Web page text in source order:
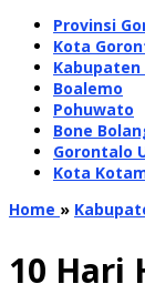
Provinsi
Kota
Boalemo
Pohuwato
Bone
Gorontalo
Kota
Home »
10 Hari